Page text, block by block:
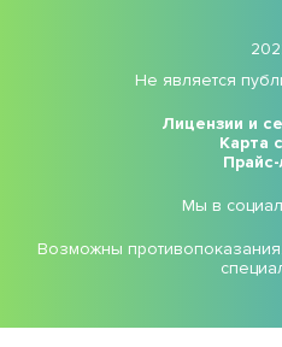
Не является
Лицензии и
Карта
Мы в
Возможны